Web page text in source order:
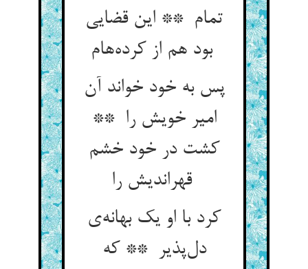
تمام ** این قضایی
بود هم از کرده‌هام
پس به خود خواند آن
امیر خویش را **
کشت در خود خشم
قهراندیش را
کرد با او یک بهانه‌ی
دل‌پذیر ** که